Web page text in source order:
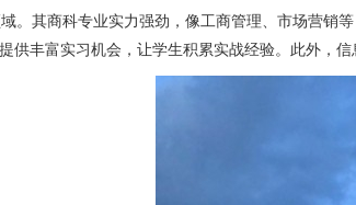
。其商科专业实力强劲，像工商管理、市场营销
供丰富实习机会，让学生积累实战经验。此外，